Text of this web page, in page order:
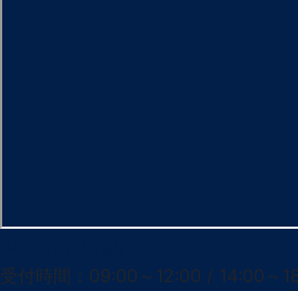
受付時間：09:00～12:00 / 14:00～